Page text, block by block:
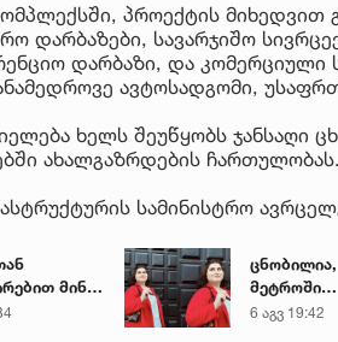
პროექტის მიხედვით
დარბაზები, სავარჯიშო
დარბაზი, და კომერციული
ავტოსადგომი,
ხელს შეუწყობს ჯანსაღი
ახალგაზრდების ჩართულობას.
სამინისტრო
მინდა
- გოგა
ცნობილია,
მეტროში
6 აგვ 19:42